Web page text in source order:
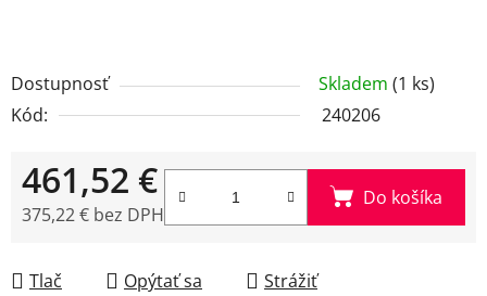
Dostupnosť Skladem (1 ks)
Kód:
240206
461,52 €
375,22 € bez DPH
Do košíka
Tlač Opýtať sa
Strážiť